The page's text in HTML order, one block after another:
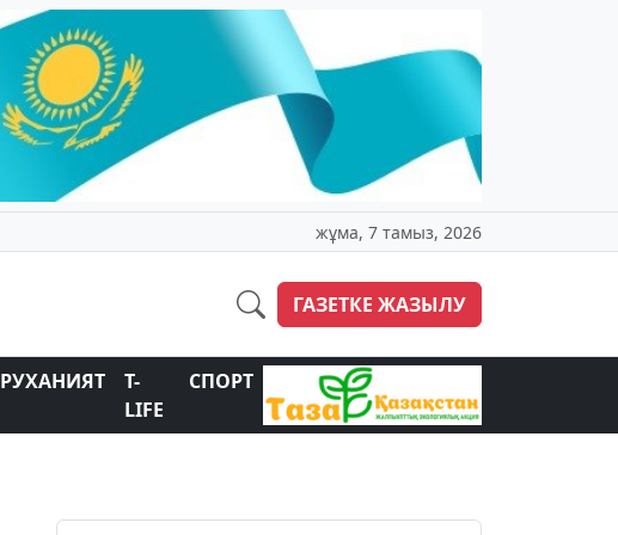
жұма, 7 тамыз, 2026
ГАЗЕТКЕ ЖАЗЫЛУ
РУХАНИЯТ
T-
LIFE
СПОРТ